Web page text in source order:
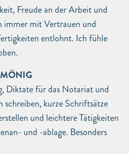
Freude an der Arbeit und
immer mit Vertrauen und
entlohnt. Ich fühle
MÖNIG
Diktate für das Notariat und
schreiben, kurze Schriftsätze
und leichtere Tätigkeiten
und -ablage. Besonders